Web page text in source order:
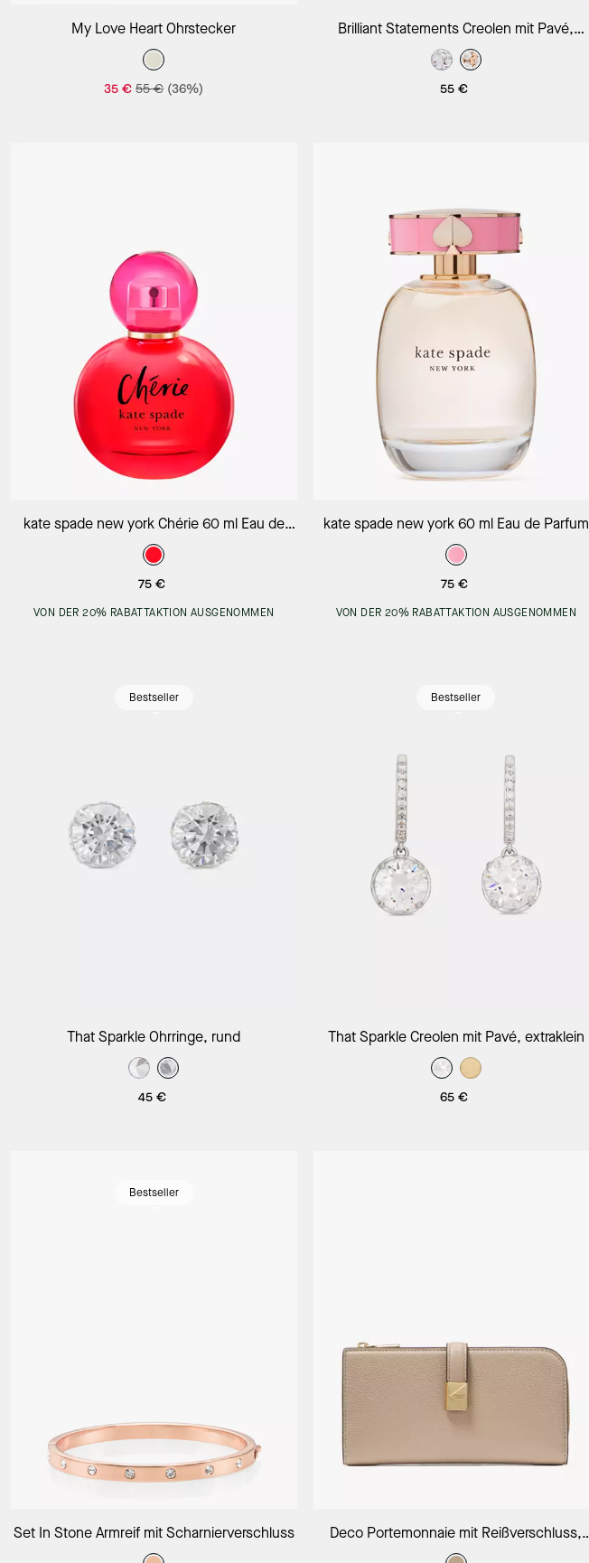
In Den Warenkorb
My Love Heart Ohrstecker
35 € 55 € (36%)
In Den Warenkorb
Brilliant Statements Creolen mit Pavé,
extraklein
55 €
In Den Warenkorb
kate spade new york Chérie 60 ml Eau de
Parfum
75 €
VON DER 20% RABATTAKTION AUSGENOMMEN
In Den Warenkorb
kate spade new york 60 ml Eau de Parfum
75 €
VON DER 20% RABATTAKTION AUSGENOMMEN
Bestseller
In Den Warenkorb
That Sparkle Ohrringe, rund
45 €
Bestseller
In Den Warenkorb
That Sparkle Creolen mit Pavé, extraklein
65 €
Bestseller
In Den Warenkorb
Set In Stone Armreif mit Scharnierverschluss In Den Warenkorb
Deco Portemonnaie mit Reißverschluss,
schmal